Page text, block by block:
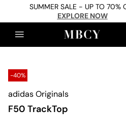
SUMMER SALE - UP TO 70%
EXPLORE NOW
-40%
adidas Originals
F50 TrackTop